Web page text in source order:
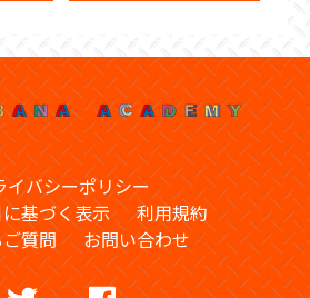
イバシーポリシー
基づく表示
利用規約
質問
お問い合わせ